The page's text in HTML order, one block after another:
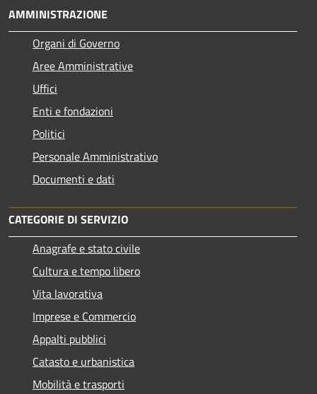
AMMINISTRAZIONE
Organi di Governo
Aree Amministrative
Uffici
Enti e fondazioni
Politici
Personale Amministrativo
Documenti e dati
CATEGORIE DI SERVIZIO
Anagrafe e stato civile
Cultura e tempo libero
Vita lavorativa
Imprese e Commercio
Appalti pubblici
Catasto e urbanistica
Mobilità e trasporti